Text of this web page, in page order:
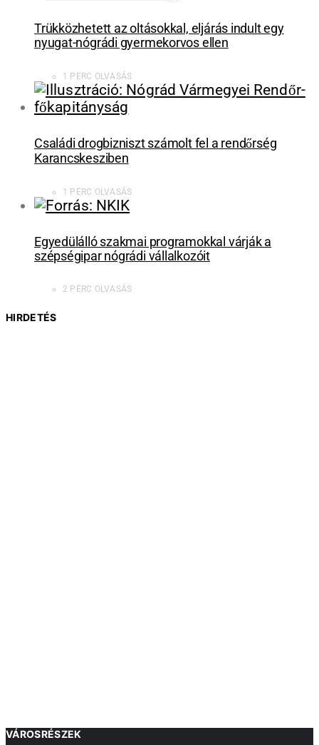
Trükközhetett az oltásokkal, eljárás indult egy
nyugat-nógrádi gyermekorvos ellen
1 PERC OLVASÁS
Családi drogbizniszt számolt fel a rendőrség
Karancskesziben
1 PERC OLVASÁS
Egyedülálló szakmai programokkal várják a
szépségipar nógrádi vállalkozóit
2 PERC OLVASÁS
HIRDETÉS
VÁROSRÉSZEK